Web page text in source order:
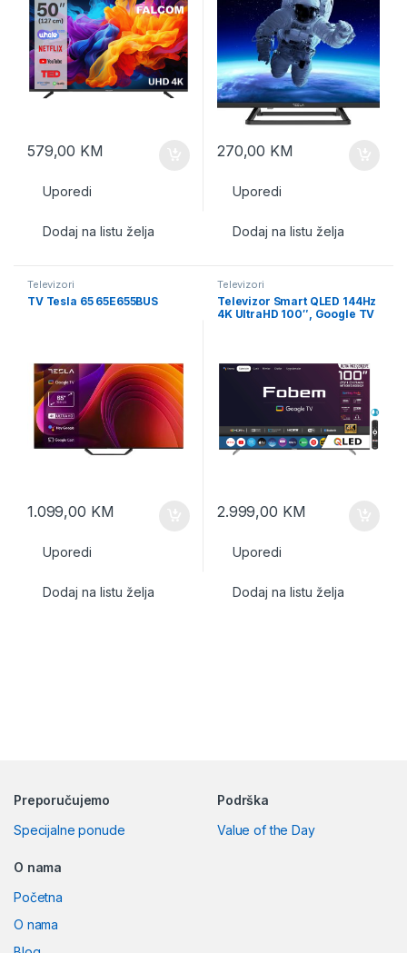
579,00 KM
Uporedi
Dodaj na listu želja
270,00 KM
Uporedi
Dodaj na listu želja
Televizori
TV Tesla 65 65E655BUS
1.099,00 KM
Uporedi
Dodaj na listu želja
Televizori
Televizor Smart QLED 144Hz
4K UltraHD 100″, Google TV
2.999,00 KM
Uporedi
Dodaj na listu želja
Preporučujemo
Specijalne ponude
Podrška
Value of the Day
O nama
Početna
O nama